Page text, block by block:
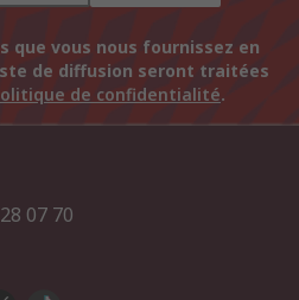
que vous nous fournissez en
de diffusion seront traitées
de confidentialité.
07 70